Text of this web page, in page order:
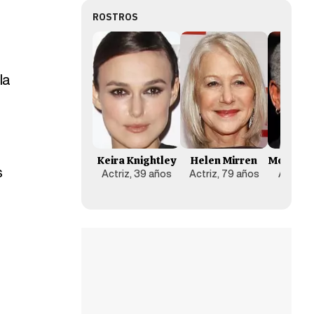
ROSTROS
Keira Knightley
Actriz, 39 años
Helen Mirren
Actriz, 79 años
Morgan
Actor,